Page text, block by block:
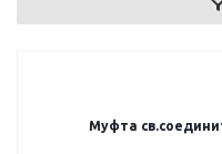
Муфта